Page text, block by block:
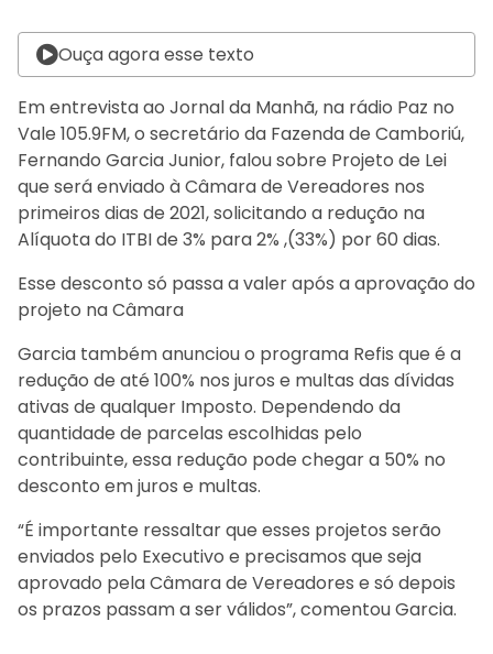
Ouça agora esse texto
Em entrevista ao Jornal da Manhã, na rádio Paz no
Vale 105.9FM, o secretário da Fazenda de Camboriú,
Fernando Garcia Junior, falou sobre Projeto de Lei
que será enviado à Câmara de Vereadores nos
primeiros dias de 2021, solicitando a redução na
Alíquota do ITBI de 3% para 2% ,(33%) por 60 dias.
Esse desconto só passa a valer após a aprovação do
projeto na Câmara
Garcia também anunciou o programa Refis que é a
redução de até 100% nos juros e multas das dívidas
ativas de qualquer Imposto. Dependendo da
quantidade de parcelas escolhidas pelo
contribuinte, essa redução pode chegar a 50% no
desconto em juros e multas.
“É importante ressaltar que esses projetos serão
enviados pelo Executivo e precisamos que seja
aprovado pela Câmara de Vereadores e só depois
os prazos passam a ser válidos”, comentou Garcia.